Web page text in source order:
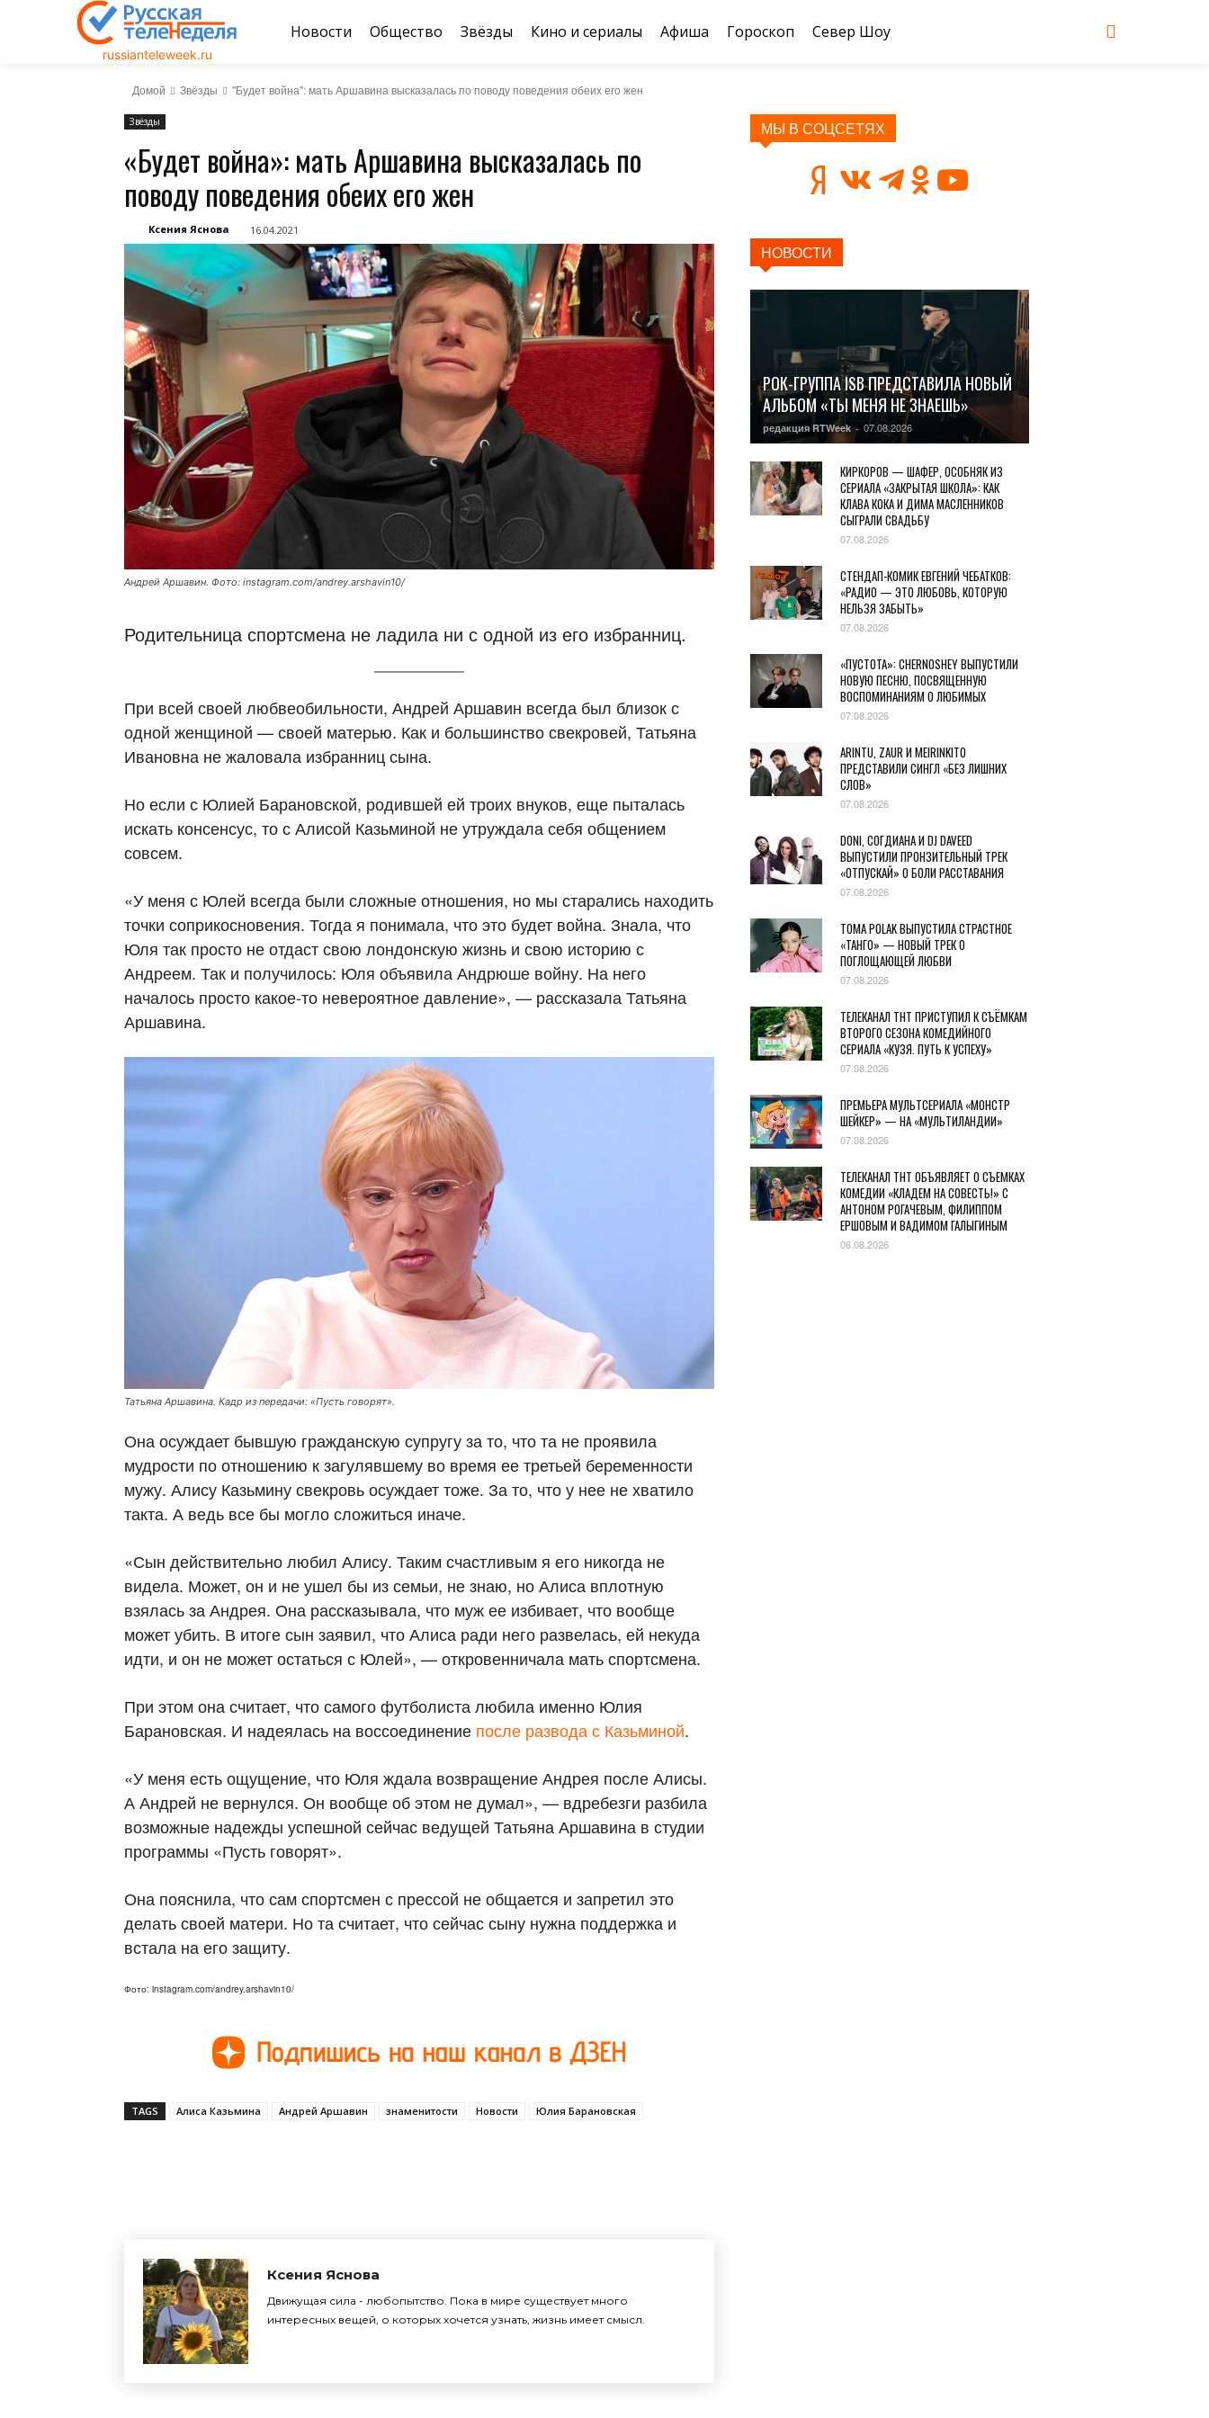
russianteleweek.ru
Новости Общество Звёзды Кино и сериалы Афиша Гороскоп Север Шоу
Домой Звёзды "Будет война": мать Аршавина высказалась по поводу поведения обеих его жен
Звёзды
«Будет война»: мать Аршавина высказалась по
поводу поведения обеих его жен
Ксения Яснова 16.04.2021
Андрей Аршавин. Фото: instagram.com/andrey.arshavin10/
Родительница спортсмена не ладила ни с одной из его избранниц.
При всей своей любвеобильности, Андрей Аршавин всегда был близок с
одной женщиной — своей матерью. Как и большинство свекровей, Татьяна
Ивановна не жаловала избранниц сына.
Но если с Юлией Барановской, родившей ей троих внуков, еще пыталась
искать консенсус, то с Алисой Казьминой не утруждала себя общением
совсем.
«У меня с Юлей всегда были сложные отношения, но мы старались находить
точки соприкосновения. Тогда я понимала, что это будет война. Знала, что
Юля так просто не отдаст свою лондонскую жизнь и свою историю с
Андреем. Так и получилось: Юля объявила Андрюше войну. На него
началось просто какое-то невероятное давление», — рассказала Татьяна
Аршавина.
Татьяна Аршавина. Кадр из передачи: «Пусть говорят».
Она осуждает бывшую гражданскую супругу за то, что та не проявила
мудрости по отношению к загулявшему во время ее третьей беременности
мужу. Алису Казьмину свекровь осуждает тоже. За то, что у нее не хватило
такта. А ведь все бы могло сложиться иначе.
«Сын действительно любил Алису. Таким счастливым я его никогда не
видела. Может, он и не ушел бы из семьи, не знаю, но Алиса вплотную
взялась за Андрея. Она рассказывала, что муж ее избивает, что вообще
может убить. В итоге сын заявил, что Алиса ради него развелась, ей некуда
идти, и он не может остаться с Юлей», — откровенничала мать спортсмена.
При этом она считает, что самого футболиста любила именно Юлия
Барановская. И надеялась на воссоединение после развода с Казьминой.
«У меня есть ощущение, что Юля ждала возвращение Андрея после Алисы.
А Андрей не вернулся. Он вообще об этом не думал», — вдребезги разбила
возможные надежды успешной сейчас ведущей Татьяна Аршавина в студии
программы «Пусть говорят».
Она пояснила, что сам спортсмен с прессой не общается и запретил это
делать своей матери. Но та считает, что сейчас сыну нужна поддержка и
встала на его защиту.
Фото: instagram.com/andrey.arshavin10/
TAGS Алиса Казьмина Андрей Аршавин знаменитости Новости Юлия Барановская
Ксения Яснова
Движущая сила - любопытство. Пока в мире существует много
интересных вещей, о которых хочется узнать, жизнь имеет смысл.
МЫ В СОЦСЕТЯХ
НОВОСТИ
РОК-ГРУППА ISB ПРЕДСТАВИЛА НОВЫЙ
АЛЬБОМ «ТЫ МЕНЯ НЕ ЗНАЕШЬ»
редакция RTWeek - 07.08.2026
КИРКОРОВ — ШАФЕР, ОСОБНЯК ИЗ
СЕРИАЛА «ЗАКРЫТАЯ ШКОЛА»: КАК
КЛАВА КОКА И ДИМА МАСЛЕННИКОВ
СЫГРАЛИ СВАДЬБУ
07.08.2026
СТЕНДАП-КОМИК ЕВГЕНИЙ ЧЕБАТКОВ:
«РАДИО — ЭТО ЛЮБОВЬ, КОТОРУЮ
НЕЛЬЗЯ ЗАБЫТЬ»
07.08.2026
«ПУСТОТА»: CHERNOSHEY ВЫПУСТИЛИ
НОВУЮ ПЕСНЮ, ПОСВЯЩЕННУЮ
ВОСПОМИНАНИЯМ О ЛЮБИМЫХ
07.08.2026
ARINTU, ZAUR И MEIRINKITO
ПРЕДСТАВИЛИ СИНГЛ «БЕЗ ЛИШНИХ
СЛОВ»
07.08.2026
DONI, СОГДИАНА И DJ DAVEED
ВЫПУСТИЛИ ПРОНЗИТЕЛЬНЫЙ ТРЕК
«ОТПУСКАЙ» О БОЛИ РАССТАВАНИЯ
07.08.2026
TOMA POLAK ВЫПУСТИЛА СТРАСТНОЕ
«ТАНГО» — НОВЫЙ ТРЕК О
ПОГЛОЩАЮЩЕЙ ЛЮБВИ
07.08.2026
ТЕЛЕКАНАЛ ТНТ ПРИСТУПИЛ К СЪЁМКАМ
ВТОРОГО СЕЗОНА КОМЕДИЙНОГО
СЕРИАЛА «КУЗЯ. ПУТЬ К УСПЕХУ»
07.08.2026
ПРЕМЬЕРА МУЛЬТСЕРИАЛА «МОНСТР
ШЕЙКЕР» — НА «МУЛЬТИЛАНДИИ»
07.08.2026
ТЕЛЕКАНАЛ ТНТ ОБЪЯВЛЯЕТ О СЪЕМКАХ
КОМЕДИИ «КЛАДЕМ НА СОВЕСТЬ!» С
АНТОНОМ РОГАЧЕВЫМ, ФИЛИППОМ
ЕРШОВЫМ И ВАДИМОМ ГАЛЫГИНЫМ
06.08.2026